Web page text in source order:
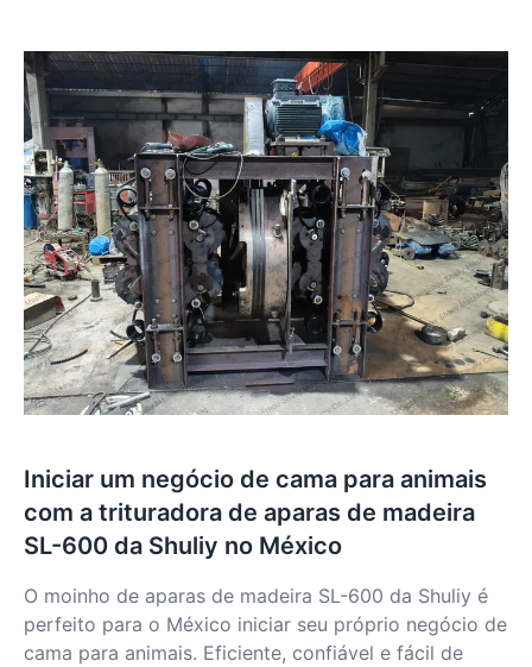
Iniciar um negócio de cama para animais
com a trituradora de aparas de madeira
SL-600 da Shuliy no México
O moinho de aparas de madeira SL-600 da Shuliy é
perfeito para o México iniciar seu próprio negócio de
cama para animais. Eficiente, confiável e fácil de